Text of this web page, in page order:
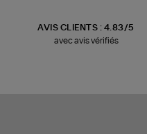
AVIS CLIENTS : 4.83/5
avec avis vérifiés